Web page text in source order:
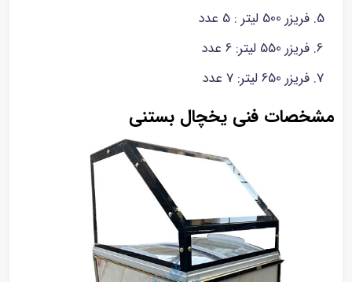
فریزر 500 لیتر : 5 عدد
فریزر 550 لیتر: 6 عدد
فریزر 650 لیتر: 7 عدد
مشخصات فنی یخچال بستنی